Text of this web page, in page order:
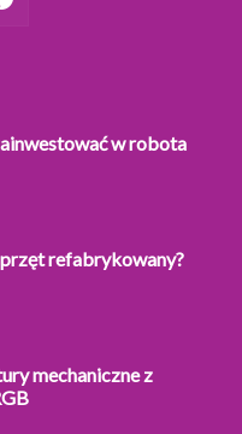
w robota
refabrykowany?
mechaniczne z